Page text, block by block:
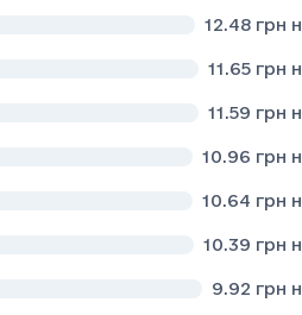
12.48 грн
11.65 грн
11.59 грн
10.96 грн
10.64 грн
10.39 грн
9.92 грн